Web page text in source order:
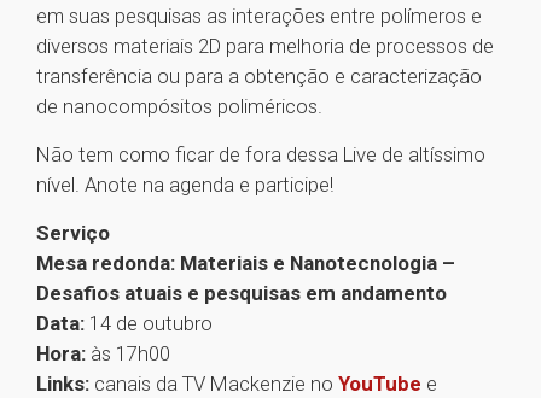
em suas pesquisas as interações entre polímeros e
diversos materiais 2D para melhoria de processos de
transferência ou para a obtenção e caracterização
de nanocompósitos poliméricos.
Não tem como ficar de fora dessa Live de altíssimo
nível. Anote na agenda e participe!
Serviço
Mesa redonda: Materiais e Nanotecnologia –
Desafios atuais e pesquisas em andamento
Data: 14 de outubro
Hora: às 17h00
Links: canais da TV Mackenzie no YouTube e